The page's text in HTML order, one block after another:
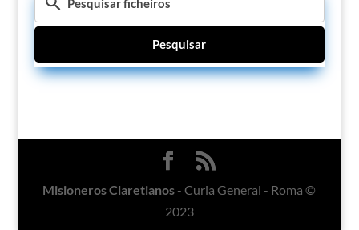
Pesquisar
Misioneros Claretianos - Curia General - Roma ©
2023